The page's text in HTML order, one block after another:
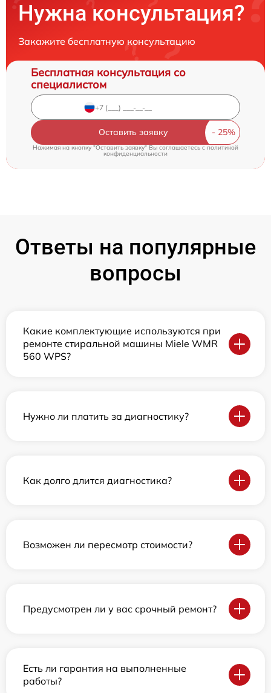
Нужна консультация?
Закажите бесплатную консультацию
Бесплатная консультация со
специалистом
Оставить заявку
Нажимая на кнопку "Оставить заявку" Вы соглашаетесь cполитикой
конфиденциальности
Ответы на популярные
вопросы
Какие комплектующие используются при
ремонте стиральной машины Miele WMR
560 WPS?
Нужно ли платить за диагностику?
Как долго длится диагностика?
Возможен ли пересмотр стоимости?
Предусмотрен ли у вас срочный ремонт?
Есть ли гарантия на выполненные
работы?